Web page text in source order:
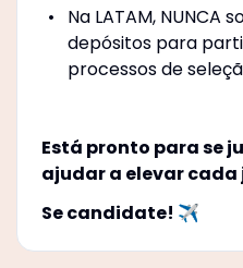
Na LATAM, NUNCA
depósitos para
processos de
Está pronto para se
ajudar a elevar cada
Se candidate! ✈️